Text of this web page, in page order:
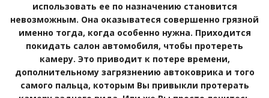
использовать ее по назначению становится
невозможным. Она оказыватеся совершенно грязной
именно тогда, когда особенно нужна. Приходится
покидать салон автомобиля, чтобы протереть
камеру. Это приводит к потере времени,
дополнительному загрязнению автоковрика и того
самого пальца, которым Вы привыкли протерать